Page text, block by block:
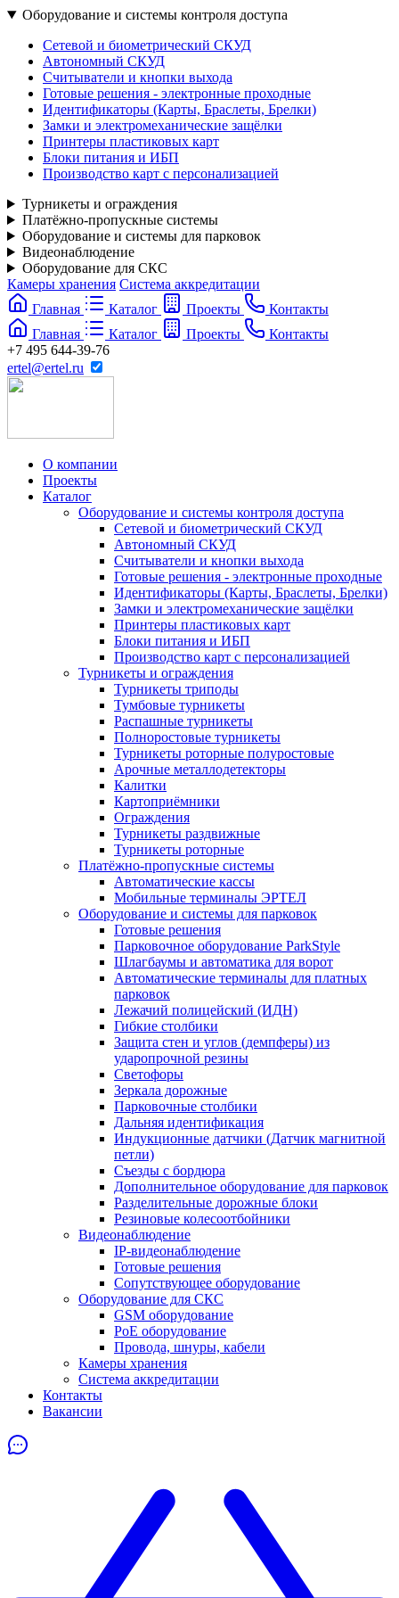
Оборудование и системы контроля доступа
Сетевой и биометрический СКУД
Автономный СКУД
Считыватели и кнопки выхода
Готовые решения - электронные проходные
Идентификаторы (Карты, Браслеты, Брелки)
Замки и электромеханические защёлки
Принтеры пластиковых карт
Блоки питания и ИБП
Производство карт с персонализацией
Турникеты и ограждения
Платёжно-пропускные системы
Оборудование и системы для парковок
Видеонаблюдение
Оборудование для СКС
Камеры хранения Система аккредитации
Главная
Каталог Проекты
Контакты
Главная
Каталог Проекты
Контакты
+7 495 644-39-76
ertel@ertel.ru
О компании
Проекты
Каталог
Оборудование и системы контроля доступа
Сетевой и биометрический СКУД
Автономный СКУД
Считыватели и кнопки выхода
Готовые решения - электронные проходные
Идентификаторы (Карты, Браслеты, Брелки)
Замки и электромеханические защёлки
Принтеры пластиковых карт
Блоки питания и ИБП
Производство карт с персонализацией
Турникеты и ограждения
Турникеты триподы
Тумбовые турникеты
Распашные турникеты
Полноростовые турникеты
Турникеты роторные полуростовые
Арочные металлодетекторы
Калитки
Картоприёмники
Ограждения
Турникеты раздвижные
Турникеты роторные
Платёжно-пропускные системы
Автоматические кассы
Мобильные терминалы ЭРТЕЛ
Оборудование и системы для парковок
Готовые решения
Парковочное оборудование ParkStyle
Шлагбаумы и автоматика для ворот
Автоматические терминалы для платных
парковок
Лежачий полицейский (ИДН)
Гибкие столбики
Защита стен и углов (демпферы) из
ударопрочной резины
Светофоры
Зеркала дорожные
Парковочные столбики
Дальняя идентификация
Индукционные датчики (Датчик магнитной
петли)
Съезды с бордюра
Дополнительное оборудование для парковок
Разделительные дорожные блоки
Резиновые колесоотбойники
Видеонаблюдение
IP-видеонаблюдение
Готовые решения
Сопутствующее оборудование
Оборудование для СКС
GSM оборудование
PoE оборудование
Провода, шнуры, кабели
Камеры хранения
Система аккредитации
Контакты
Вакансии